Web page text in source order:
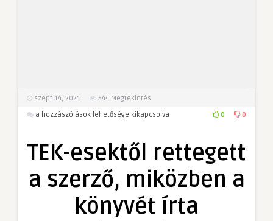
szept 14, 2021 544 Megtekintés
TEK-
miközben
a hozzászólások lehetősége kikapcsolva 0 0
TEK-esektől rettegett
a szerző, miközben a
könyvét írta